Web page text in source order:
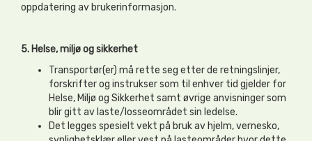
oppdatering av brukerinformasjon.
5. Helse, miljø og sikkerhet
Transportør(er) må rette seg etter de retningslinjer,
forskrifter og instrukser som til enhver tid gjelder for
Helse, Miljø og Sikkerhet samt øvrige anvisninger som
blir gitt av laste/losseområdet sin ledelse.
Det legges spesielt vekt på bruk av hjelm, vernesko,